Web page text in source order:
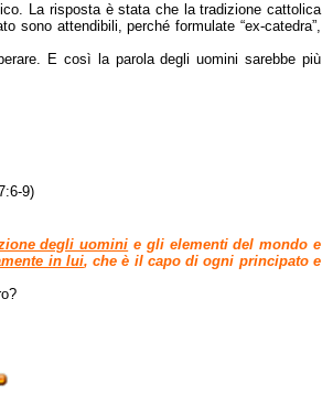
La risposta è stata che la tradizione cattolica
sono attendibili, perché formulate “ex-catedra”,
E così la parola degli uomini sarebbe più
9)
degli uomini e gli elementi del mondo e
in lui, che è il capo di ogni principato e